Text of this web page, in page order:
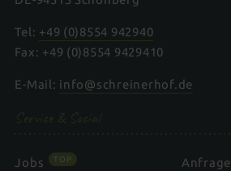
Tel: +49 (0)8554 942940
Fax: +49 (0)8554 9429410
E-Mail: info@schreinerhof.de
Jobs TOP Anfrage